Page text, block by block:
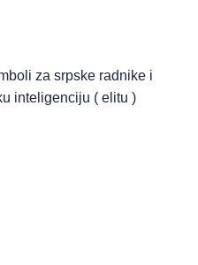
za srpske radnike i
inteligenciju ( elitu )